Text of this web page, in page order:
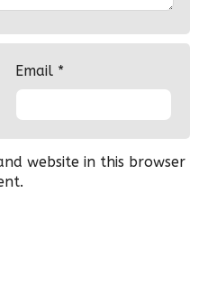
Email *
website in this browser